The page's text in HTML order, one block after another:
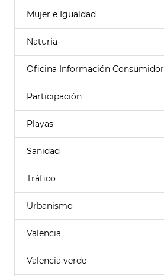
Mujer e Igualdad
Naturia
Oficina Información Consumidor
Participación
Playas
Sanidad
Tráfico
Urbanismo
Valencia
Valencia verde